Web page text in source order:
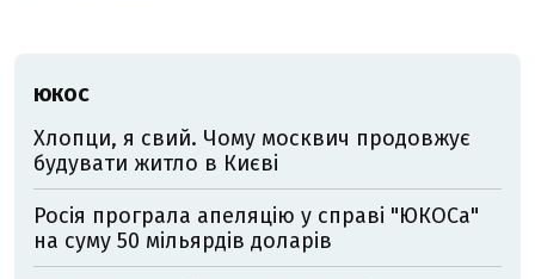
ЮКОС
Хлопци, я свий. Чому москвич продовжує
будувати житло в Києві
Росія програла апеляцію у справі "ЮКОСа"
на суму 50 мільярдів доларів